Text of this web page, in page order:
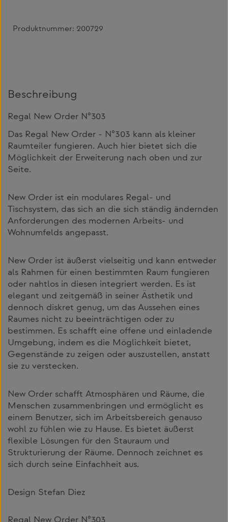
Produktnummer: 200729
Beschreibung
Regal New Order N°303
Das Regal New Order - N°303 kann als kleiner
Raumteiler fungieren. Auch hier bietet sich die
Möglichkeit der Erweiterung nach oben und zur
Seite.
New Order ist ein modulares Regal- und
Tischsystem, das sich an die sich ständig ändernden
Anforderungen des modernen Arbeits- und
Wohnumfelds angepasst.
New Order ist äußerst vielseitig und kann entweder
als Rahmen für einen bestimmten Raum fungieren
oder nahtlos in diesen integriert werden. Es ist
elegant und zeitgemäß in seiner Ästhetik und
dennoch diskret genug, um das Aussehen eines
Raumes nicht zu beeinträchtigen oder zu
bestimmen. Es schafft eine offene und einladende
Umgebung, indem es die Möglichkeit bietet,
Gegenstände zu zeigen oder auszustellen, anstatt
sie zu verstecken.
New Order schafft Atmosphären und Räume, die
Menschen zusammenbringen und ermöglicht es
einem Benutzer, sich im Arbeitsbereich genauso
wohl zu fühlen wie zu Hause. Es bietet äußerst
flexible Lösungen für den Stauraum und
Strukturierung der Räume. Dennoch zeichnet es
sich durch seine Einfachheit aus.
Design Stefan Diez